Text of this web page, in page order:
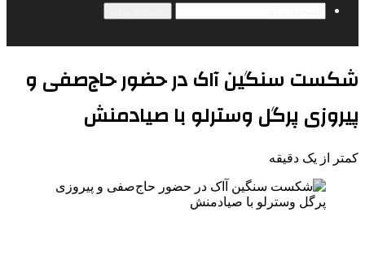
شکست سنگین آاک در حضور حاج‌صفی و
پیروزی پرگل وسترلو با صیادمنش
کمتر از یک دقیقه